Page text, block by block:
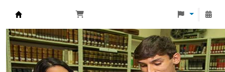
Biblioteca Universidad Monteávila